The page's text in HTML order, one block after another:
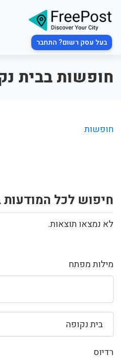
בעל עסק רשום? התחבר
חופשות בבית
מילות מפתח
בית נקופה
רדיוס
חופשות
חיפוש לכל המודעות
לא נמצאו תוצאות.